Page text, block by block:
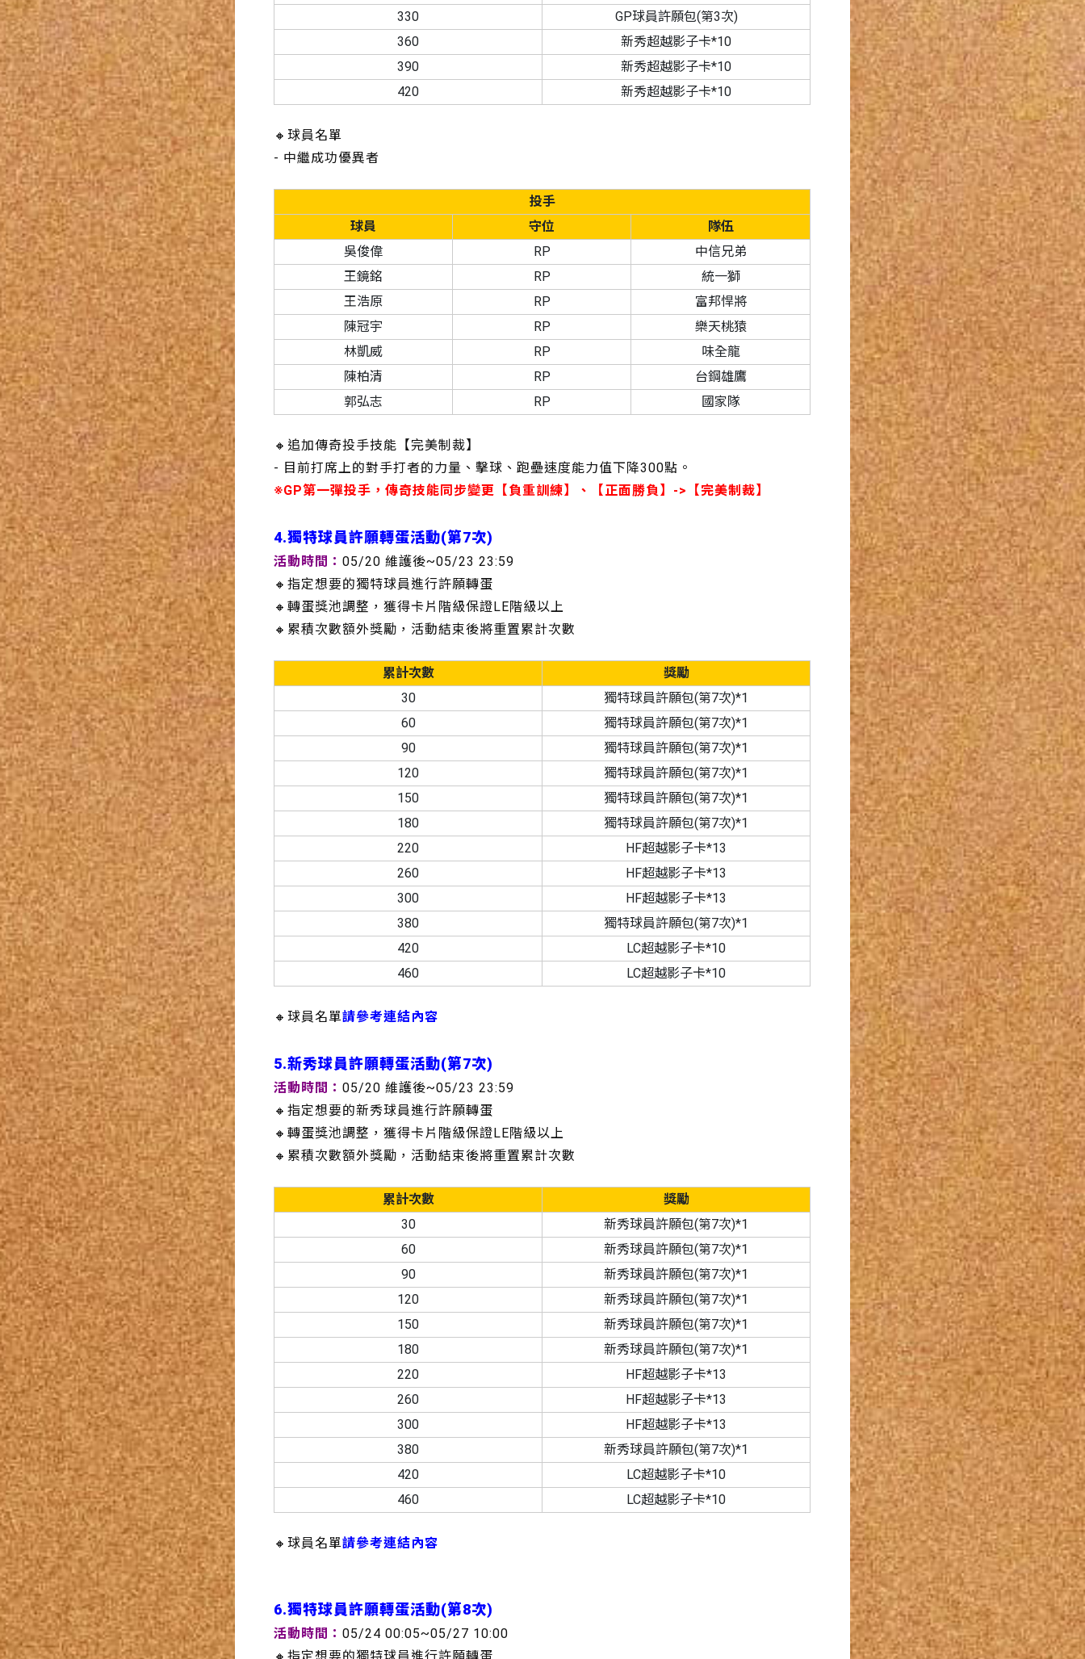
330
GP球員許願包(第3次)
360
新秀超越影子卡*10
390
新秀超越影子卡*10
420
新秀超越影子卡*10
🔸球員名單
- 中繼成功優異者
投手
球員
守位
隊伍
吳俊偉
RP
中信兄弟
王鏡銘
RP
統一獅
王浩原
RP
富邦悍將
陳冠宇
RP
樂天桃猿
林凱威
RP
味全龍
陳柏清
RP
台鋼雄鷹
郭弘志
RP 國家隊
🔸追加傳奇投手技能【完美制裁】
- 目前打席上的對手打者的力量、擊球、跑壘速度能力值下降300點。
※GP第一彈投手，傳奇技能同步變更【負重訓練】、【正面勝負】->【完美制裁】
4.獨特球員許願轉蛋活動(第7次)
活動時間：05/20 維護後~05/23 23:59
🔸指定想要的獨特球員進行許願轉蛋
🔸轉蛋獎池調整，獲得卡片階級保證LE階級以上
🔸累積次數額外獎勵，活動結束後將重置累計次數
累計次數
獎勵
30
獨特球員許願包(第7次)*1
60
獨特球員許願包(第7次)*1
90
獨特球員許願包(第7次)*1
120
獨特球員許願包(第7次)*1
150
獨特球員許願包(第7次)*1
180
獨特球員許願包(第7次)*1
220
HF超越影子卡*13
260
HF超越影子卡*13
300
HF超越影子卡*13
380
獨特球員許願包(第7次)*1
420
LC超越影子卡*10
460
LC超越影子卡*10
🔸球員名單請參考連結內容
5.新秀球員許願轉蛋活動(第7次)
活動時間：05/20 維護後~05/23 23:59
🔸指定想要的新秀球員進行許願轉蛋
🔸轉蛋獎池調整，獲得卡片階級保證LE階級以上
🔸累積次數額外獎勵，活動結束後將重置累計次數
累計次數
獎勵
30
新秀球員許願包(第7次)*1
60
新秀球員許願包(第7次)*1
90
新秀球員許願包(第7次)*1
120
新秀球員許願包(第7次)*1
150
新秀球員許願包(第7次)*1
180
新秀球員許願包(第7次)*1
220
HF超越影子卡*13
260
HF超越影子卡*13
300
HF超越影子卡*13
380
新秀球員許願包(第7次)*1
420
LC超越影子卡*10
460
LC超越影子卡*10
🔸球員名單請參考連結內容
6.獨特球員許願轉蛋活動(第8次)
活動時間：05/24 00:05~05/27 10:00
🔸指定想要的獨特球員進行許願轉蛋